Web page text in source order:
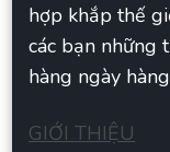
hợp khắp thế
các bạn những
hàng ngày
GIỚI THIỆU